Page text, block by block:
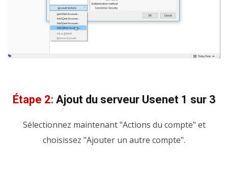
Étape 2: Ajout du serveur Usenet 1 sur 3
Sélectionnez maintenant "Actions du compte" et
choisissez "Ajouter un autre compte".